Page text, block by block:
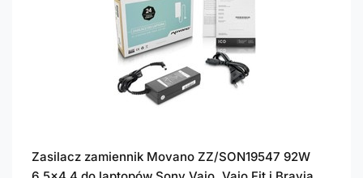
Zasilacz zamiennik Movano ZZ/SON19547 92W